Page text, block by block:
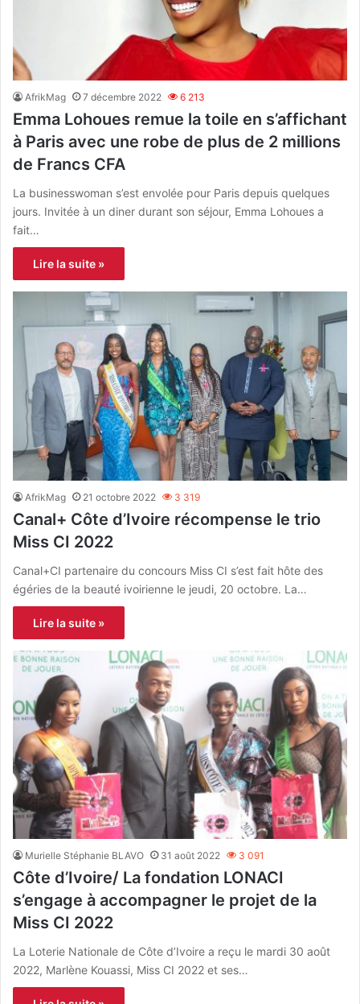
AfrikMag 7 décembre 2022 6 213
Emma Lohoues remue la toile en s’affichant
à Paris avec une robe de plus de 2 millions
de Francs CFA
La businesswoman s’est envolée pour Paris depuis quelques
jours. Invitée à un diner durant son séjour, Emma Lohoues a
fait…
Lire la suite »
AfrikMag 21 octobre 2022 3 319
Canal+ Côte d’Ivoire récompense le trio
Miss CI 2022
Canal+CI partenaire du concours Miss CI s’est fait hôte des
égéries de la beauté ivoirienne le jeudi, 20 octobre. La…
Lire la suite »
Murielle Stéphanie BLAVO 31 août 2022 3 091
Côte d’Ivoire/ La fondation LONACI
s’engage à accompagner le projet de la
Miss CI 2022
La Loterie Nationale de Côte d’Ivoire a reçu le mardi 30 août
2022, Marlène Kouassi, Miss CI 2022 et ses…